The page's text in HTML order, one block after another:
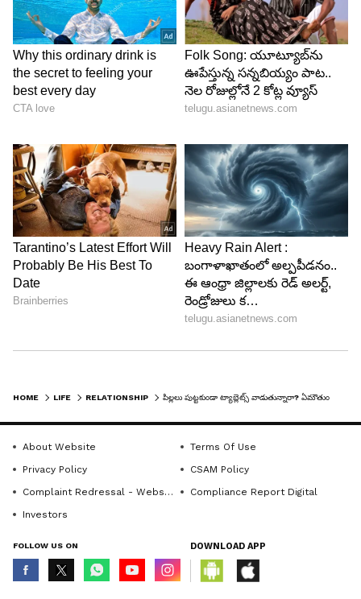
Women Health
సీనియర్ గైనకాలజిస్టుల ప్రకారం, అత్యవసర గర్భనిరోధక
గర్భం రాకుండా ఉండటానికి అత్యవసర మాత్రలు పదేపదే
తీసుకోవడం తీవ్రమైన దుష్ప్రభావాలకు కారణమవుతుంది.
గర్భం రాకుండా ఉండేందుకు మహిళలు గర్భనిరోధక
మాత్రలు క్రమం తప్పకుండా వాడితే మంచిది.
HOME LIFE RELATIONSHIP
About Website
Terms Of Use
Privacy Policy
CSAM Policy
Complaint Redressal - Website
Compliance Report Digital
Investors
FOLLOW US ON DOWNLOAD APP